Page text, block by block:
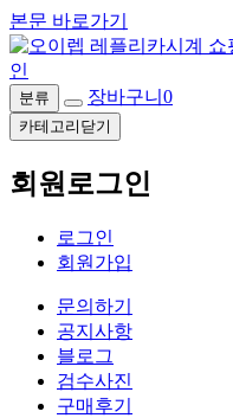
본문 바로가기
분류 장바구니 0
카테고리닫기
회원로그인
로그인
회원가입
문의하기
공지사항
블로그
검수사진
구매후기